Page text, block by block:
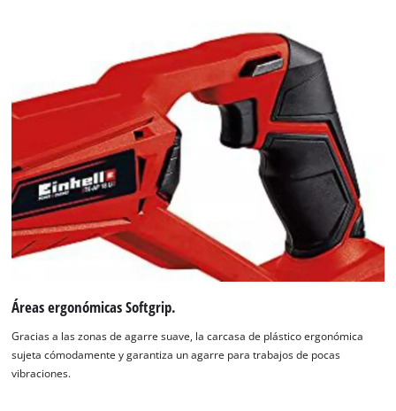
Áreas ergonómicas Softgrip.
Gracias a las zonas de agarre suave, la carcasa de plástico ergonómica
sujeta cómodamente y garantiza un agarre para trabajos de pocas
vibraciones.